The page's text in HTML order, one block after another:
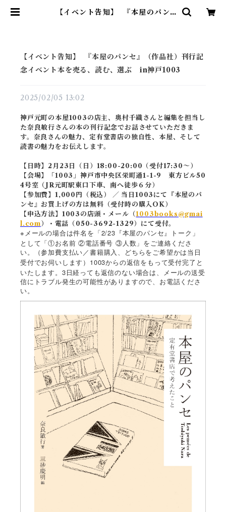
【イベント告知】 『本屋のパン
【イベント告知】 『本屋のパンセ』（作品社）刊行記
念イベント本を売る、読む、選ぶ in神戸1003
2025/02/05 13:02
神戸元町の本屋1003の店主、奥村千織さんと編集を担当し
た奈良敏行さんの本の刊行記念でお話させていただきま
す。奈良さんの魅力、定有堂書店の独自性、本屋、そして
読書の魅力をお伝えします。
【日時】2月23日（日）18:00-20:00（受付17:30～）
【会場】「1003」神戸市中央区栄町通1-1-9 東方ビル50
4号室（JR元町駅東口下車、南へ徒歩６分）
【参加費】1,000円（税込） ／ 当日1003にて『本屋のパ
ンセ』お買上げの方は無料（受付時の購入OK）
【申込方法】1003の店頭・メール（1003books@gmai
l.com）・電話（050-3692-1329）にて受付。
※ メールの場合は件名を「 2/23 『本屋のパンセ』トーク」
として「①お名前 ②電話番号 ③人数」をご連絡くださ
い。（参加費支払い／書籍購入、どちらをご希望かは当日
受付でお伺いします） 1003からの返信をもって受付完了と
いたします。 3 日経っても返信のない場合は、メールの送受
信にトラブル発生の可能性がありますので、お電話くださ
い。